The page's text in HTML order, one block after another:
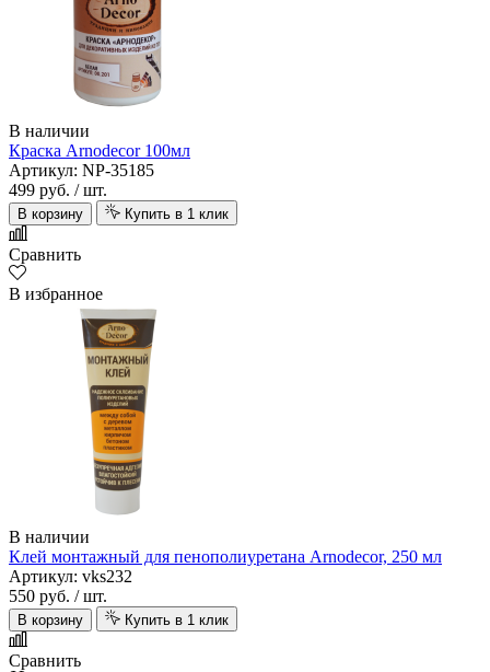
В наличии
Краска Arnodecor 100мл
Артикул: NP-35185
499 руб. / шт.
В корзину Купить в 1 клик
Сравнить
В избранное
В наличии
Клей монтажный для пенополиуретана Arnodecor, 250 мл
Артикул: vks232
550 руб. / шт.
В корзину Купить в 1 клик
Сравнить